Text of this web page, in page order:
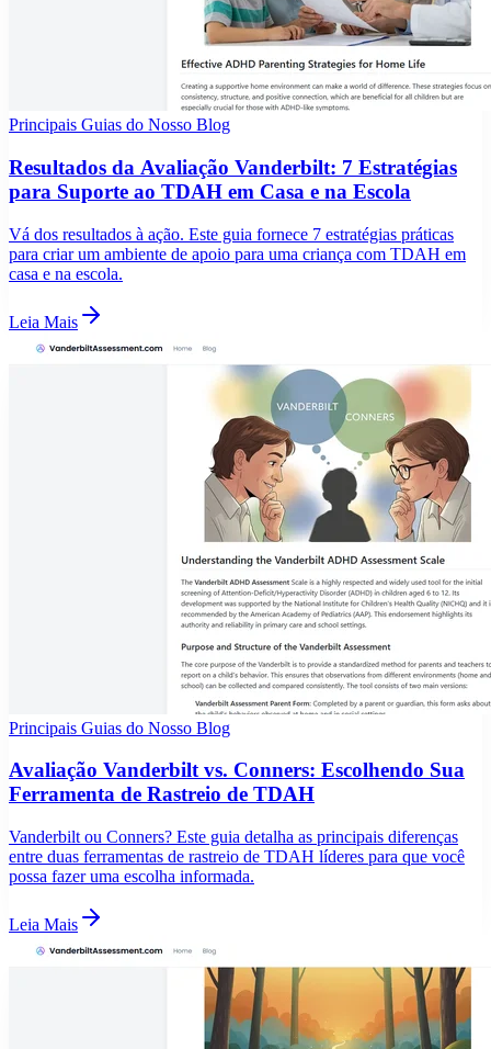
Principais Guias do Nosso Blog
Resultados da Avaliação Vanderbilt: 7 Estratégias
para Suporte ao TDAH em Casa e na Escola
Vá dos resultados à ação. Este guia fornece 7 estratégias práticas
para criar um ambiente de apoio para uma criança com TDAH em
casa e na escola.
Leia Mais
Principais Guias do Nosso Blog
Avaliação Vanderbilt vs. Conners: Escolhendo Sua
Ferramenta de Rastreio de TDAH
Vanderbilt ou Conners? Este guia detalha as principais diferenças
entre duas ferramentas de rastreio de TDAH líderes para que você
possa fazer uma escolha informada.
Leia Mais